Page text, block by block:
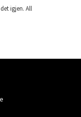
igjen. All